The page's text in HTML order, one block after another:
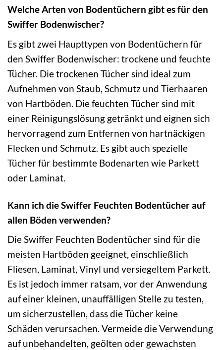
Welche Arten von Bodentüchern gibt es für den
Swiffer Bodenwischer?
Es gibt zwei Haupttypen von Bodentüchern für
den Swiffer Bodenwischer: trockene und feuchte
Tücher. Die trockenen Tücher sind ideal zum
Aufnehmen von Staub, Schmutz und Tierhaaren
von Hartböden. Die feuchten Tücher sind mit
einer Reinigungslösung getränkt und eignen sich
hervorragend zum Entfernen von hartnäckigen
Flecken und Schmutz. Es gibt auch spezielle
Tücher für bestimmte Bodenarten wie Parkett
oder Laminat.
Kann ich die Swiffer Feuchten Bodentücher auf
allen Böden verwenden?
Die Swiffer Feuchten Bodentücher sind für die
meisten Hartböden geeignet, einschließlich
Fliesen, Laminat, Vinyl und versiegeltem Parkett.
Es ist jedoch immer ratsam, vor der Anwendung
auf einer kleinen, unauffälligen Stelle zu testen,
um sicherzustellen, dass die Tücher keine
Schäden verursachen. Vermeide die Verwendung
auf unbehandelten, geölten oder gewachsten